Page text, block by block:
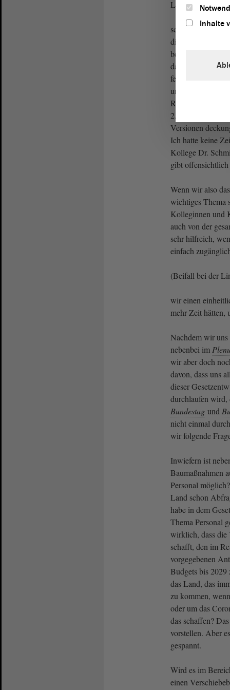
Linke)
schon gar nicht,
diese
beantragt haben.
dazu, dass wir
festgestellt haben,
unterschiedlichen
2. Juni, eine
Versionen
Ich hatte keine
Kollege Dr.
gibt offensichtlich
Wenn wir also
wichtiges Thema
Kolleginnen und
auch von der
sehr hilfreich,
einfach
(Beifall bei der
wir einen
mehr Zeit hätten,
Nachdem wir uns
nebenbei im
wir aber doch
davon, dass uns
dieser
durchlaufen wird,
Bundestag und
nicht einmal
wir folgende
Inwiefern ist
Baumaßnahmen
Personal
Land schon
habe in dem
Thema Personal
wirklich, dass die
schafft, den im
vorgegebenen
Budgets bis 2029
das Land, das
zu kommen,
oder um das
das schaffen?
vorstellen. Aber
gespannt.
Wird es im
einen
Inhalte